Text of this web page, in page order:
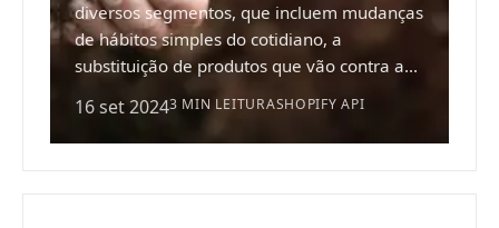
diversos segmentos, que incluem mudanças
de hábitos simples do cotidiano, a
substituição de produtos que vão contra a...
16 set 20243 MIN LEITURASHOPIFY API